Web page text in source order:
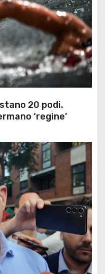
20 podi.
‘regine’